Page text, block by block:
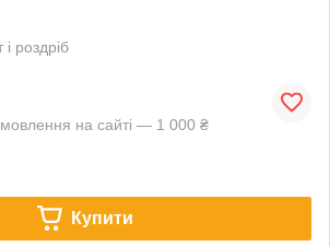
роздріб
на сайті — 1 000 ₴
Купити